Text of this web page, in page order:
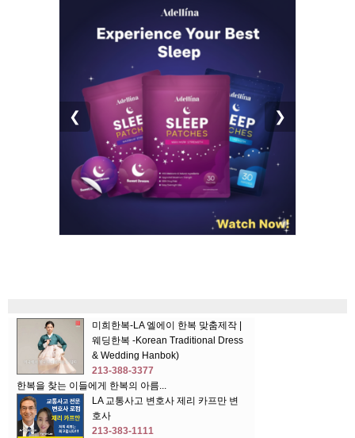
❮ ❯
미희한복-LA 엘에이 한복 맞춤제작 |
웨딩한복 -Korean Traditional Dress
& Wedding Hanbok)
213-388-3377
한복을 찾는 이들에게 한복의 아름...
LA 교통사고 변호사 제리 카프만 변
호사
213-383-1111